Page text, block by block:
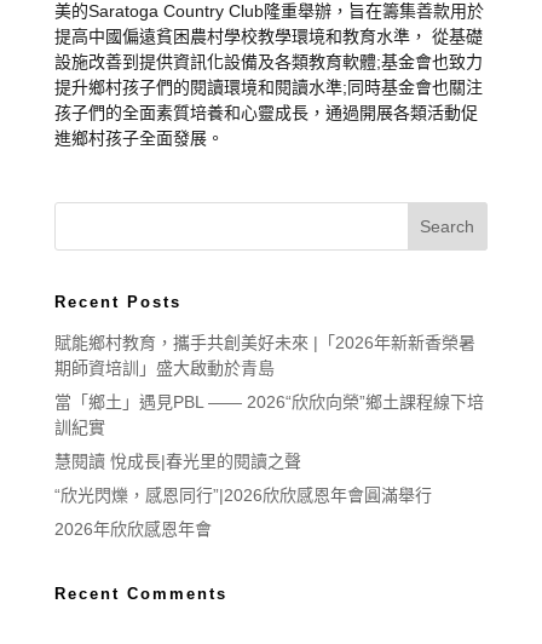
美的Saratoga Country Club隆重舉辦，旨在籌集善款用於
提高中國偏遠貧困農村學校教學環境和教育水準， 從基礎
設施改善到提供資訊化設備及各類教育軟體;基金會也致力
提升鄉村孩子們的閱讀環境和閱讀水準;同時基金會也關注
孩子們的全面素質培養和心靈成長，通過開展各類活動促
進鄉村孩子全面發展。
Recent Posts
賦能鄉村教育，攜手共創美好未來 |「2026年新新香榮暑
期師資培訓」盛大啟動於青島
當「鄉土」遇見PBL —— 2026“欣欣向榮”鄉土課程線下培
訓紀實
慧閱讀 悅成長|春光里的閱讀之聲
“欣光閃爍，感恩同行”|2026欣欣感恩年會圓滿舉行
2026年欣欣感恩年會
Recent Comments